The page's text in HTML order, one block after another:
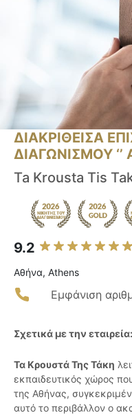
ΔΙΑΚΡΙΘΕΙΣΑ
ΔΙΑΓΩΝΙΣΜΟΥ ‘’
Ta Krousta Tis
9.2
Αθήνα, Athens
Εμφάνιση
Σχετικά με την εταιρεία:
Τα Κρουστά Της Τάκη
εκπαιδευτικός χώρος
της Αθήνας,
αυτό το περιβάλλον ο